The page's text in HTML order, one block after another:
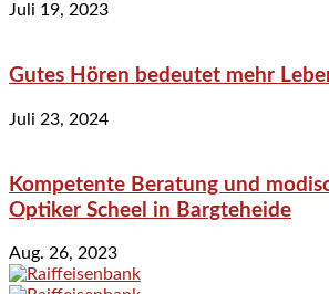
Juli 19, 2023
Gutes Hören bedeutet mehr
Juli 23, 2024
Kompetente Beratung und
Optiker Scheel in Bargteheide
Aug. 26, 2023